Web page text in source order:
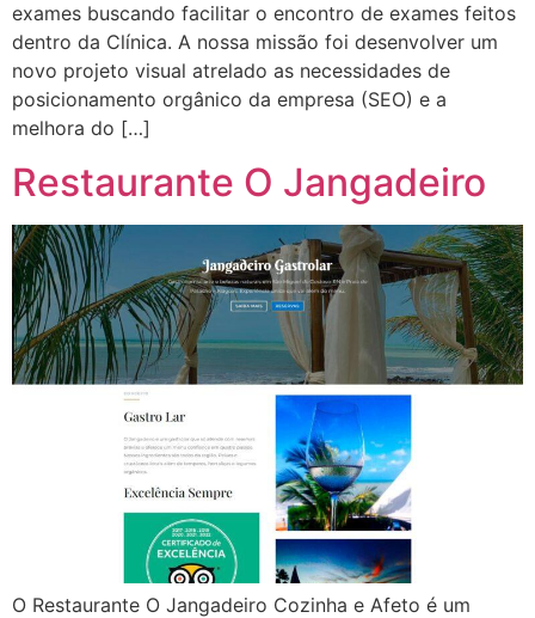
exames buscando facilitar o encontro de exames feitos
dentro da Clínica. A nossa missão foi desenvolver um
novo projeto visual atrelado as necessidades de
posicionamento orgânico da empresa (SEO) e a
melhora do […]
Restaurante O Jangadeiro
O Restaurante O Jangadeiro Cozinha e Afeto é um